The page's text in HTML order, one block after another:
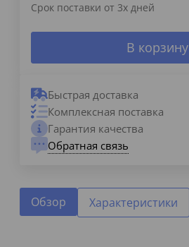
Срок поставки от 3х дней
В корзину
Быстрая доставка
Комплексная поставка
Гарантия качества
Обратная связь
Обзор Характеристики